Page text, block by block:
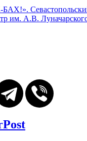
им. А.В.